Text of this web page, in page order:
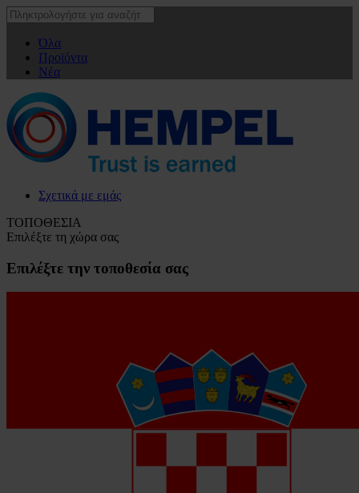
Όλα
Προϊόντα
Νέα
Σχετικά με εμάς
ΤΟΠΟΘΕΣΙΑ
Επιλέξτε τη χώρα σας
Επιλέξτε την τοποθεσία σας